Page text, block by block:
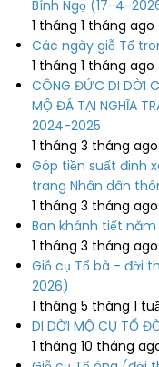
Bính Ngọ (17-4-
1 tháng 1 tháng ago
Các ngày giỗ Tổ
1 tháng 1 tháng ago
CÔNG ĐỨC DI DỜI
MỘ ĐÁ TẠI NGHĨA
2024-2025
1 tháng 3 tháng ago
Góp tiền suất đinh
trang Nhân dân
1 tháng 3 tháng ago
Ban khánh tiết năm
1 tháng 3 tháng ago
Giỗ cụ Tổ bà - đời
2026)
1 tháng 5 tháng 1
DI DỜI MỘ CỤ TỔ
1 tháng 10 tháng